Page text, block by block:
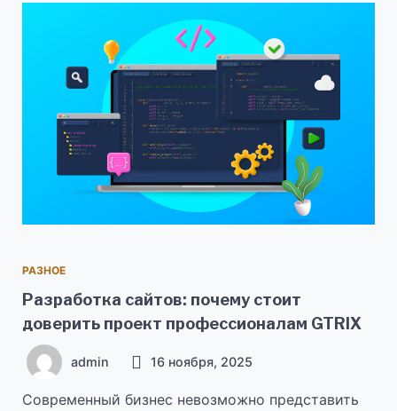
РАЗНОЕ
Разработка сайтов: почему стоит
доверить проект профессионалам GTRIX
admin 16 ноября, 2025
Современный бизнес невозможно представить